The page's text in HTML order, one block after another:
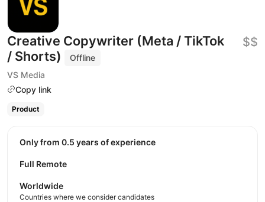
Creative Copywriter (Meta / TikTok
/ Shorts)
Offline
VS Media
Copy link
$$
Product
Only from 0.5 years of experience
Full Remote
Worldwide
Countries where we consider candidates